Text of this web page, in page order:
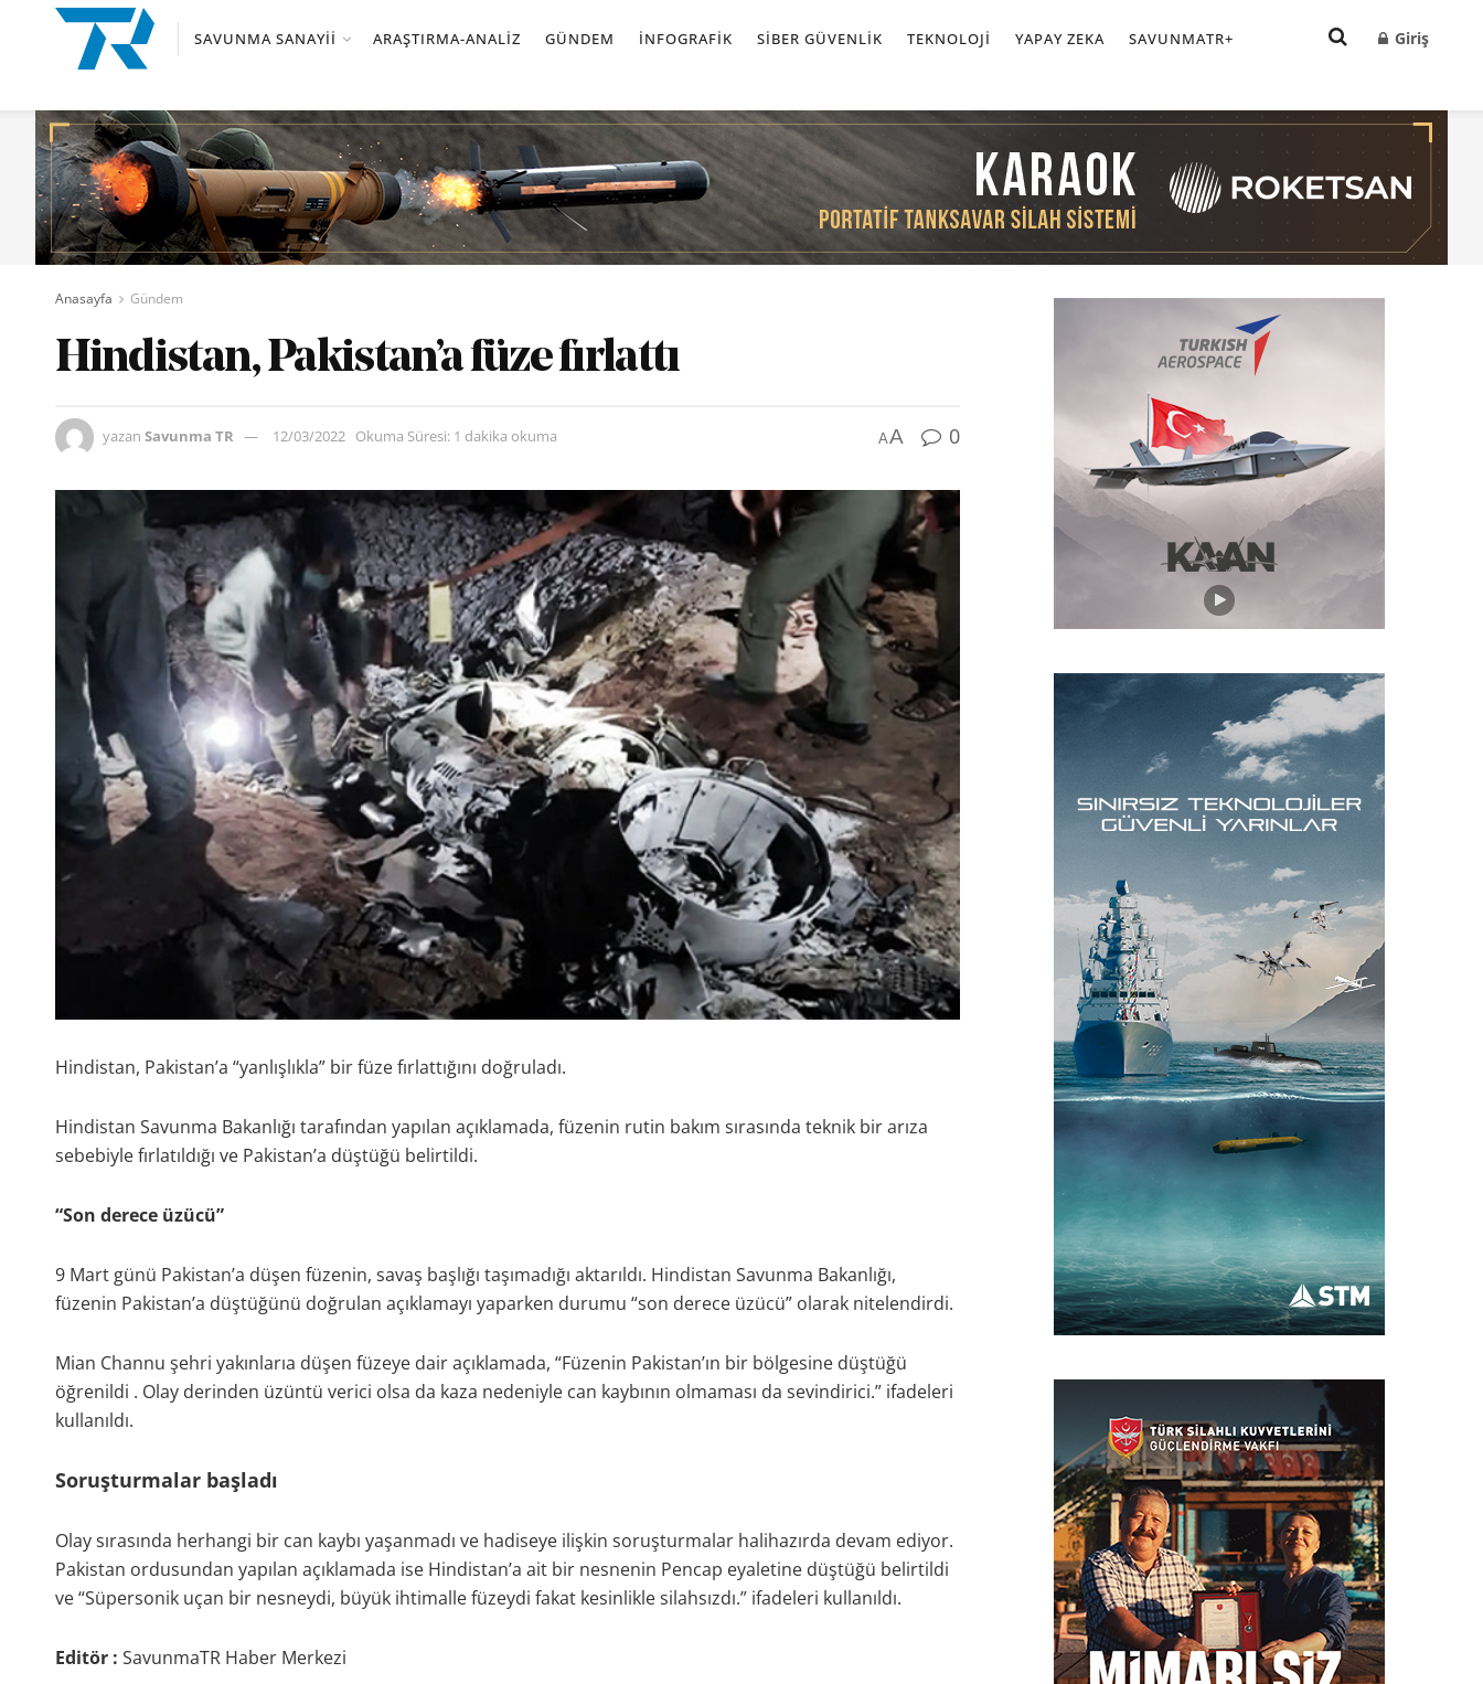
SAVUNMA SANAYII ARAŞTIRMA-ANALIZ GÜNDEM İNFOGRAFIK SIBER GÜVENLIK TEKNOLOJI YAPAY ZEKA SAVUNMATR+ Giriş
Anasayfa Gündem
Hindistan, Pakistan’a füze fırlattı
yazan Savunma TR 12/03/2022 Okuma Süresi: 1 dakika okuma AA 0
Hindistan, Pakistan’a “yanlışlıkla” bir füze fırlattığını doğruladı.
Hindistan Savunma Bakanlığı tarafından yapılan açıklamada, füzenin rutin bakım sırasında teknik bir arıza
sebebiyle fırlatıldığı ve Pakistan’a düştüğü belirtildi.
“Son derece üzücü”
9 Mart günü Pakistan’a düşen füzenin, savaş başlığı taşımadığı aktarıldı. Hindistan Savunma Bakanlığı,
füzenin Pakistan’a düştüğünü doğrulan açıklamayı yaparken durumu “son derece üzücü” olarak nitelendirdi.
Mian Channu şehri yakınlarıa düşen füzeye dair açıklamada, “Füzenin Pakistan’ın bir bölgesine düştüğü
öğrenildi . Olay derinden üzüntü verici olsa da kaza nedeniyle can kaybının olmaması da sevindirici.” ifadeleri
kullanıldı.
Soruşturmalar başladı
Olay sırasında herhangi bir can kaybı yaşanmadı ve hadiseye ilişkin soruşturmalar halihazırda devam ediyor.
Pakistan ordusundan yapılan açıklamada ise Hindistan’a ait bir nesnenin Pencap eyaletine düştüğü belirtildi
ve “Süpersonik uçan bir nesneydi, büyük ihtimalle füzeydi fakat kesinlikle silahsızdı.” ifadeleri kullanıldı.
Editör : SavunmaTR Haber Merkezi